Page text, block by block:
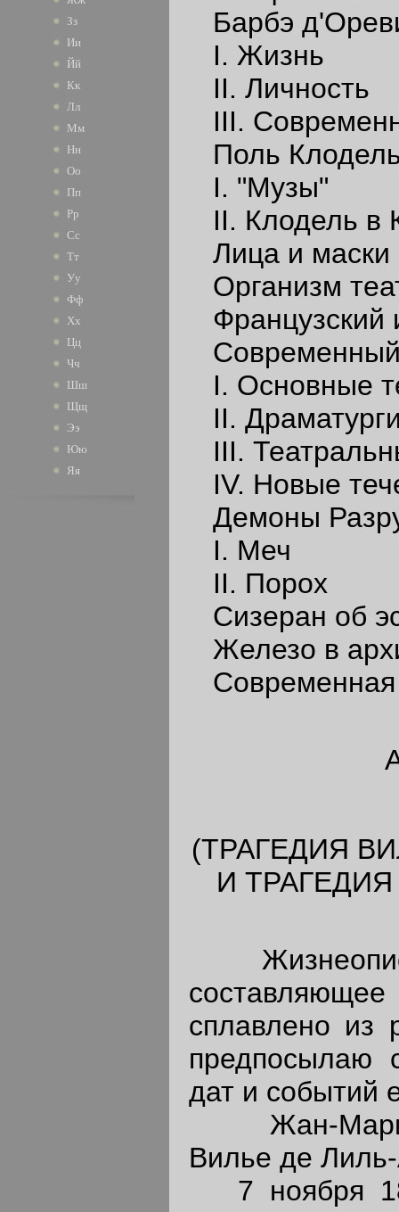
Зз
Ии
Йй
Кк
Лл
Мм
Нн
Оо
Пп
Рр
Сс
Тт
Уу
Фф
Хх
Цц
Чч
Шш
Щщ
Ээ
Юю
Яя
Барбэ
I. Жизнь
II. Личность
III.
Поль
I. "Музы"
II. Клодель в
Лица и маски
Организм
Французский
Современный
I. Основные
II.
III.
IV. Новые
Демоны
I. Меч
II. Порох
Сизеран об
Железо в
(ТРАГЕДИЯ
И
сплавлено из
предпосылаю
дат и событий
Жан-Мария-
Вилье де
7 ноября